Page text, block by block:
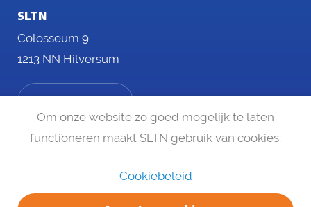
Om onze website zo goed mogelijk te laten
functioneren maakt SLTN gebruik van cookies.
Cookiebeleid
SLTN
Colosseum 9
1213 NN Hilversum
Disclaimer
Privacy statement